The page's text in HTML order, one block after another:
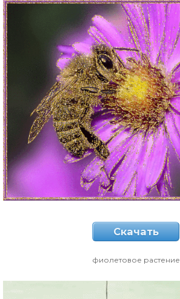
Скачать
фиолетовое растение